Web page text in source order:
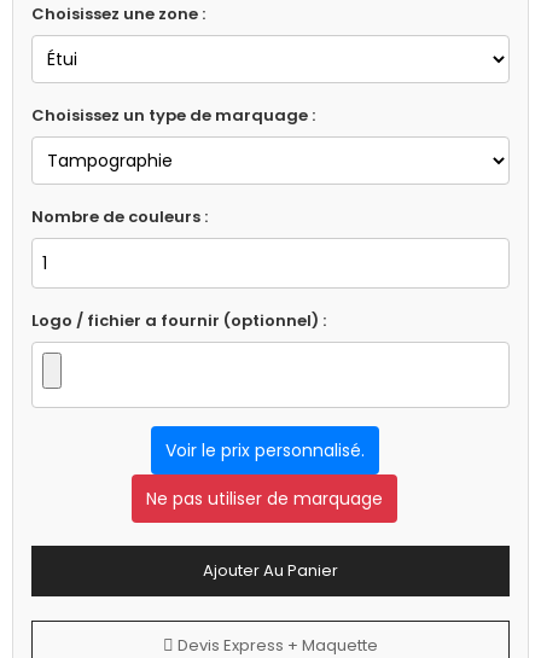
Choisissez une zone :
Choisissez un type de marquage :
Nombre de couleurs :
Logo / fichier a fournir (optionnel) :
Voir le prix personnalisé.
Ne pas utiliser de marquage
Ajouter Au Panier
Devis Express + Maquette